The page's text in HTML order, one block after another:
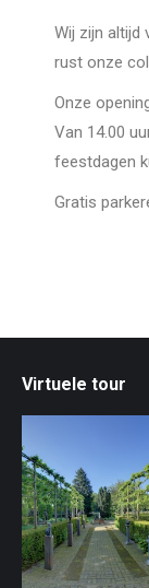
Wij zijn altijd
rust onze
Onze
Van 14.00
feestdagen
Gratis
Virtuele tour